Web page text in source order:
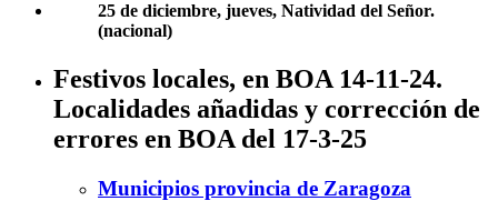
25 de diciembre, jueves, Natividad del Señor.
(nacional)
Festivos locales, en BOA 14-11-24.
Localidades añadidas y corrección de
errores en BOA del 17-3-25
Municipios provincia de Zaragoza